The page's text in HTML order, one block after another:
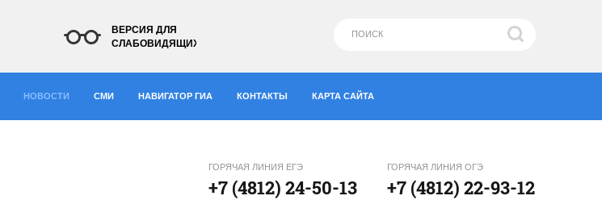
ВЕРСИЯ ДЛЯ
СЛАБОВИДЯЩИХ
НОВОСТИ СМИ НАВИГАТОР ГИА КОНТАКТЫ КАРТА САЙТА
ГОРЯЧАЯ ЛИНИЯ ЕГЭ
+7 (4812) 24-50-13
ГОРЯЧАЯ ЛИНИЯ ОГЭ
+7 (4812) 22-93-12